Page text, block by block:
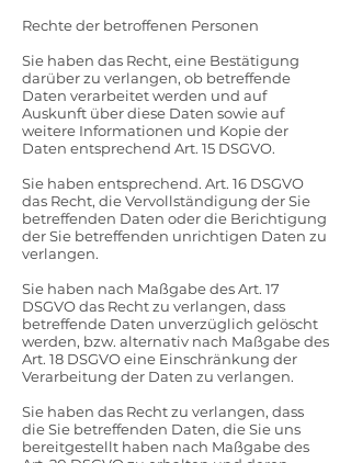
Rechte der betroffenen Personen
Sie haben das Recht, eine Bestätigung
darüber zu verlangen, ob betreffende
Daten verarbeitet werden und auf
Auskunft über diese Daten sowie auf
weitere Informationen und Kopie der
Daten entsprechend Art. 15 DSGVO.
Sie haben entsprechend. Art. 16 DSGVO
das Recht, die Vervollständigung der Sie
betreffenden Daten oder die Berichtigung
der Sie betreffenden unrichtigen Daten zu
verlangen.
Sie haben nach Maßgabe des Art. 17
DSGVO das Recht zu verlangen, dass
betreffende Daten unverzüglich gelöscht
werden, bzw. alternativ nach Maßgabe des
Art. 18 DSGVO eine Einschränkung der
Verarbeitung der Daten zu verlangen.
Sie haben das Recht zu verlangen, dass
die Sie betreffenden Daten, die Sie uns
bereitgestellt haben nach Maßgabe des